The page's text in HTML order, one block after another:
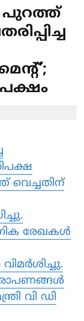
പുറത്ത്
വെച്ചതിന്
രേഖകള്‍
വി ഡി